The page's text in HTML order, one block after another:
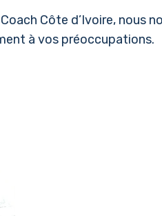
Côte d’Ivoire, nous
à vos préoccupations.